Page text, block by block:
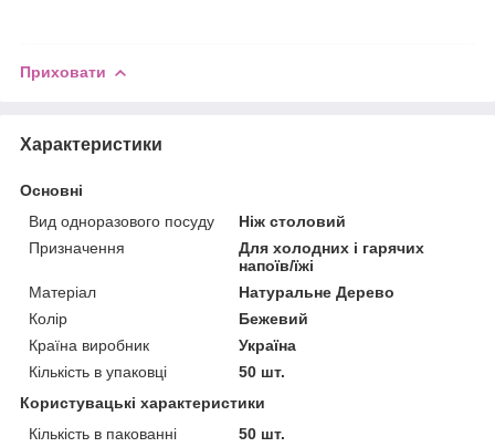
Приховати
Характеристики
Основні
Вид одноразового посуду
Ніж столовий
Призначення
Для холодних і гарячих
напоїв/їжі
Матеріал
Натуральне Дерево
Колір
Бежевий
Країна виробник
Україна
Кількість в упаковці
50 шт.
Користувацькі характеристики
Кількість в пакованні
50 шт.